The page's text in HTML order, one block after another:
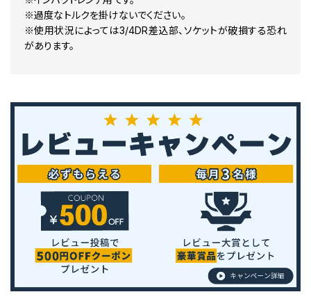
※過度なトルクを掛けないでください。
※使用状況によっては3/4DR差込部、ソケットが破損する恐れ
があります。